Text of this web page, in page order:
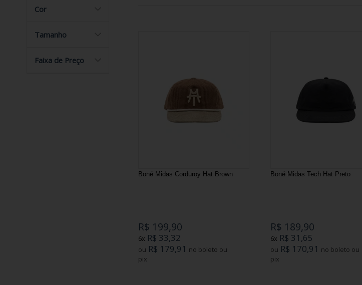
Cor
Tamanho
Faixa de Preço
Boné Midas Corduroy Hat Brown
R$ 199,90
6x R$ 33,32
ou R$ 179,91 no boleto ou
pix
Boné Midas Tech Hat Preto
R$ 189,90
6x R$ 31,65
ou R$ 170,91 no boleto ou
pix